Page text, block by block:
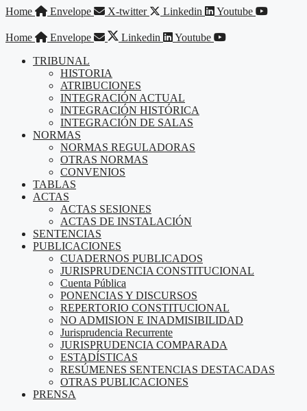
Saltar
contenido
Home Envelope X-twitter Linkedin Youtube
Home Envelope Linkedin
Youtube
TRIBUNAL
HISTORIA
ATRIBUCIONES
INTEGRACIÓN ACTUAL
INTEGRACIÓN HISTÓRICA
INTEGRACIÓN DE SALAS
NORMAS
NORMAS REGULADORAS
OTRAS NORMAS
CONVENIOS
TABLAS
ACTAS
ACTAS SESIONES
ACTAS DE INSTALACIÓN
SENTENCIAS
PUBLICACIONES
CUADERNOS PUBLICADOS
JURISPRUDENCIA CONSTITUCIONAL
Cuenta Pública
PONENCIAS Y DISCURSOS
REPERTORIO CONSTITUCIONAL
NO ADMISION E INADMISIBILIDAD
Jurisprudencia Recurrente
JURISPRUDENCIA COMPARADA
ESTADÍSTICAS
RESÚMENES SENTENCIAS DESTACADAS
OTRAS PUBLICACIONES
PRENSA